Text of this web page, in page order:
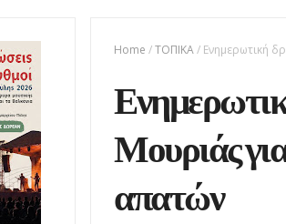
Home /ΤΟΠΙΚΑ/ Ενημερωτική
Μουριάς
απατών